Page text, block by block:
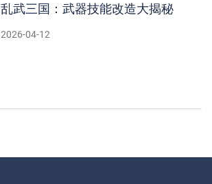
乱武三国：武器技能改造大揭秘
2026-04-12